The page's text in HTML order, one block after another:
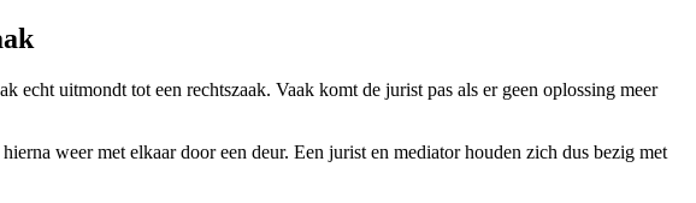
echt uitmondt tot een rechtszaak. Vaak komt de jurist pas als er geen oplossing meer
weer met elkaar door een deur. Een jurist en mediator houden zich dus bezig met